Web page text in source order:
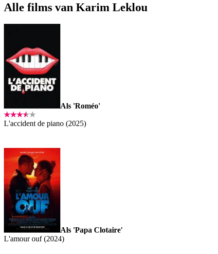
Alle films van Karim Leklou
Als 'Roméo'
L'accident de piano (2025)
Als 'Papa Clotaire'
L'amour ouf (2024)